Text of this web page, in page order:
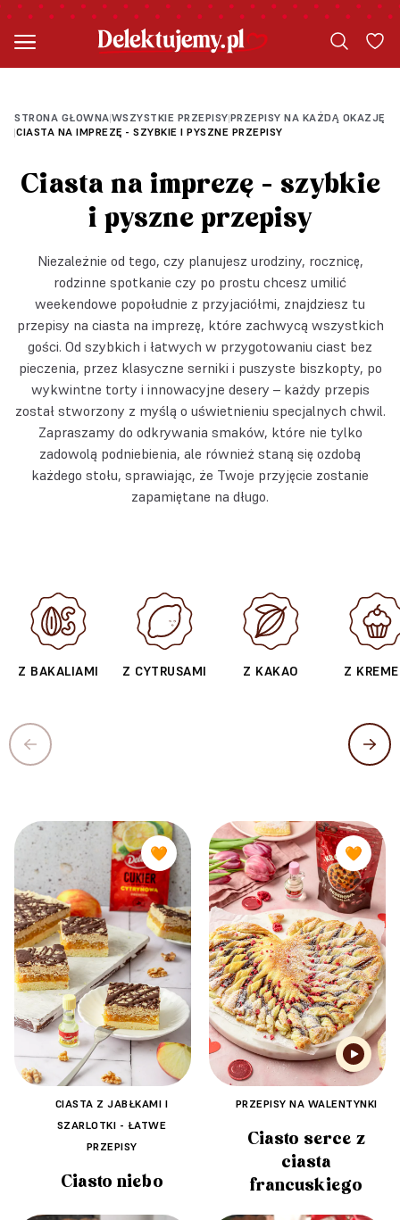
STRONA GŁOWNA|WSZYSTKIE PRZEPISY|PRZEPISY NA KAŻDĄ OKAZJĘ
|CIASTA NA IMPREZĘ - SZYBKIE I PYSZNE PRZEPISY
Ciasta na imprezę - szybkie
i pyszne przepisy
Niezależnie od tego, czy planujesz urodziny, rocznicę,
rodzinne spotkanie czy po prostu chcesz umilić
weekendowe popołudnie z przyjaciółmi, znajdziesz tu
przepisy na ciasta na imprezę, które zachwycą wszystkich
gości. Od szybkich i łatwych w przygotowaniu ciast bez
pieczenia, przez klasyczne serniki i puszyste biszkopty, po
wykwintne torty i innowacyjne desery – każdy przepis
został stworzony z myślą o uświetnieniu specjalnych chwil.
Zapraszamy do odkrywania smaków, które nie tylko
zadowolą podniebienia, ale również staną się ozdobą
każdego stołu, sprawiając, że Twoje przyjęcie zostanie
zapamiętane na długo.
Z BAKALIAMI Z CYTRUSAMI Z KAKAO Z
🧡
CIASTA Z JABŁKAMI I
SZARLOTKI - ŁATWE
PRZEPISY
Ciasto niebo
🧡
PRZEPISY NA WALENTYNKI
Ciasto serce z
ciasta
francuskiego